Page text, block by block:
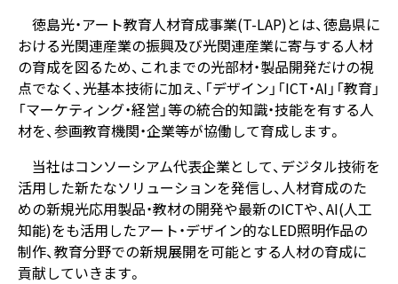
徳島光・アート教育人材育成事業(T-LAP)とは、徳島県に
おける光関連産業の振興及び光関連産業に寄与する人材
の育成を図るため、これまでの光部材・製品開発だけの視
点でなく、光基本技術に加え、「デザイン」「ICT・AI」「教育」
「マーケティング・経営」等の統合的知識・技能を有する人
材を、参画教育機関・企業等が協働して育成します。
当社はコンソーシアム代表企業として、デジタル技術を
活用した新たなソリューションを発信し、人材育成のた
めの新規光応用製品・教材の開発や最新のICTや、AI(人工
知能)をも活用したアート・デザイン的なLED照明作品の
制作、教育分野での新規展開を可能とする人材の育成に
貢献していきます。